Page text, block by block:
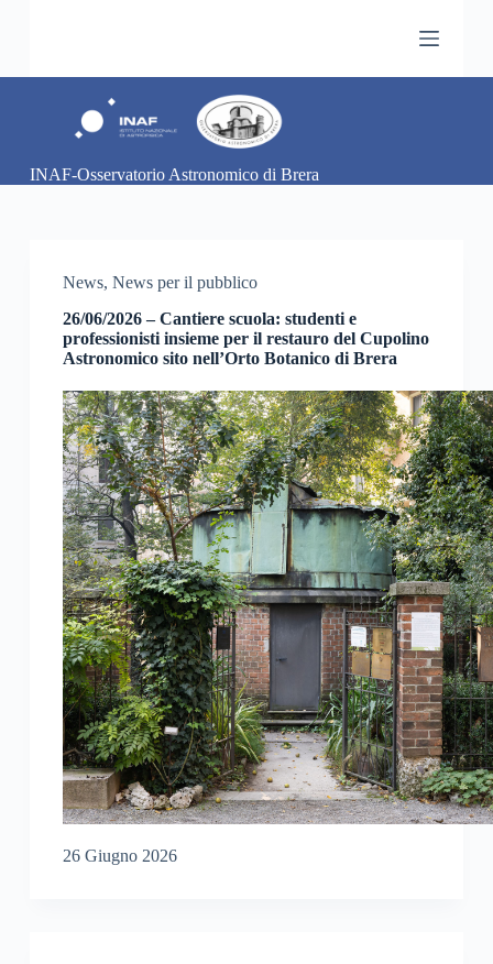
t
oINAF-Osservatorio Astronomico di Brera
News, News per il pubblico
26/06/2026 – Cantiere scuola: studenti e
professionisti insieme per il restauro del Cupolino
Astronomico sito nell’Orto Botanico di Brera
26 Giugno 2026